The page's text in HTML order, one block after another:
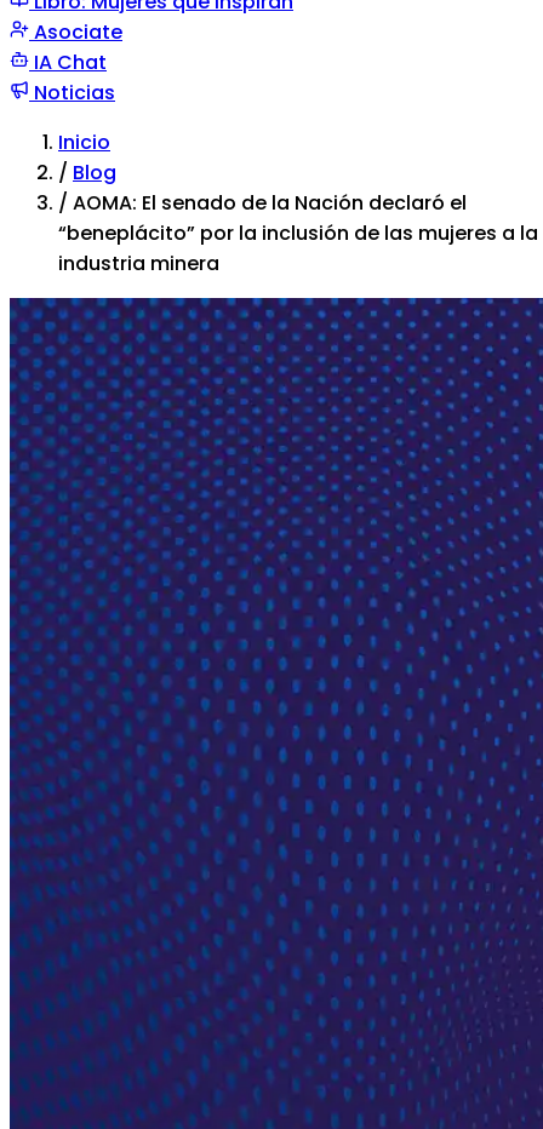
violencia
Asociate
IA Chat
Noticias
Inicio
/ Blog
/ AOMA: El senado de la Nación declaró el
“beneplácito” por la inclusión de las mujeres a la
industria minera